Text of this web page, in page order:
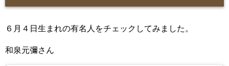
６月４日生まれの有名人をチェックしてみました。
和泉元彌さん